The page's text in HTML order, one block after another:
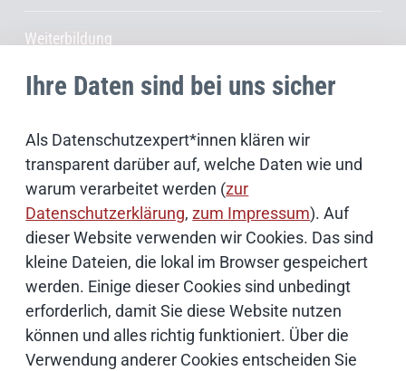
Ihre Daten sind bei uns sicher
Als Datenschutzexpert*innen klären wir
transparent darüber auf, welche Daten wie und
warum verarbeitet werden (zur
Datenschutzerklärung,zum Impressum). Auf
dieser Website verwenden wir Cookies. Das sind
kleine Dateien, die lokal im Browser gespeichert
werden. Einige dieser Cookies sind unbedingt
erforderlich, damit Sie diese Website nutzen
können und alles richtig funktioniert. Über die
Verwendung anderer Cookies entscheiden Sie
Weiterbildung
Client-Betriebsmodelle
IT-Beschaffung
SAP-Kompetenzzentrum
Fachanwendungen
IT-Produkte